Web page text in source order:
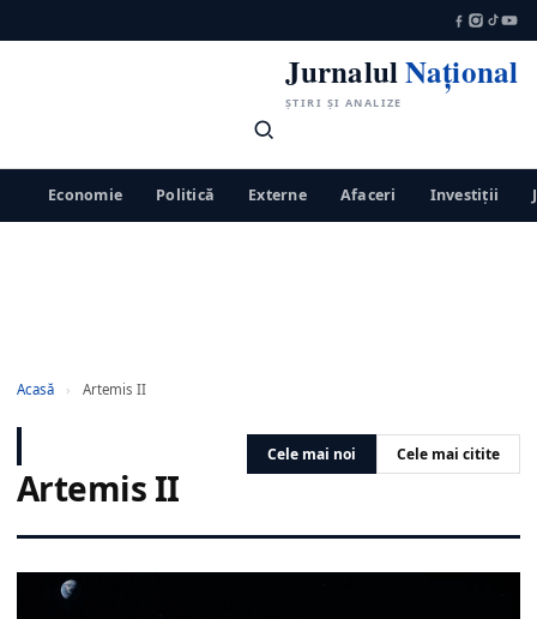
JurnalulNațional
ȘTIRI ȘI ANALIZE
Economie Politică Externe Afaceri Investiții
Acasă › Artemis II
Artemis II
Cele mai noi Cele mai citite